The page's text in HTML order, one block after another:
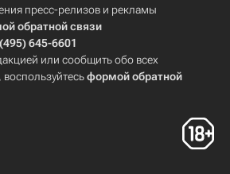
пресс-релизов и рекламы
обратной связи
645-6601
или сообщить обо всех
формой обратной